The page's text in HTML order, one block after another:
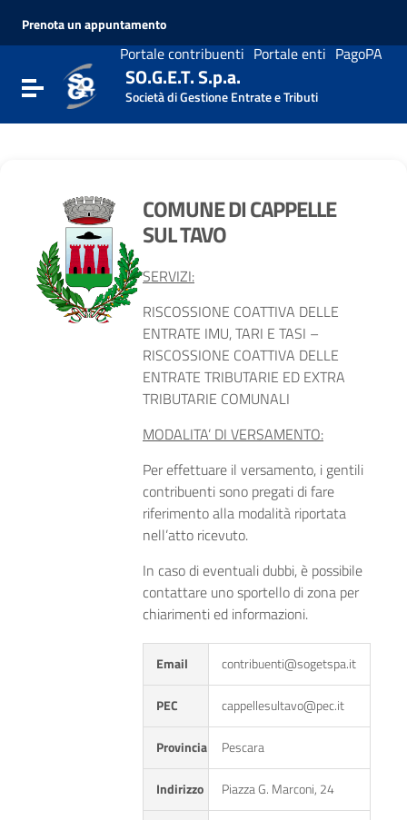
Vai al menu di navigazione
Prenota un appuntamento
Portale contribuenti Portale enti PagoPA
Attiva / disattiva la navigazione
SO.G.E.T. S.p.a.
Società di Gestione Entrate e Tributi
COMUNE DI CAPPELLE
SUL TAVO
SERVIZI:
RISCOSSIONE COATTIVA DELLE
ENTRATE IMU, TARI E TASI –
RISCOSSIONE COATTIVA DELLE
ENTRATE TRIBUTARIE ED EXTRA
TRIBUTARIE COMUNALI
MODALITA’ DI VERSAMENTO:
Per effettuare il versamento, i gentili
contribuenti sono pregati di fare
riferimento alla modalità riportata
nell’atto ricevuto.
In caso di eventuali dubbi, è possibile
contattare uno sportello di zona per
chiarimenti ed informazioni.
Email contribuenti@sogetspa.it
PEC cappellesultavo@pec.it
Provincia Pescara
Indirizzo Piazza G. Marconi, 24